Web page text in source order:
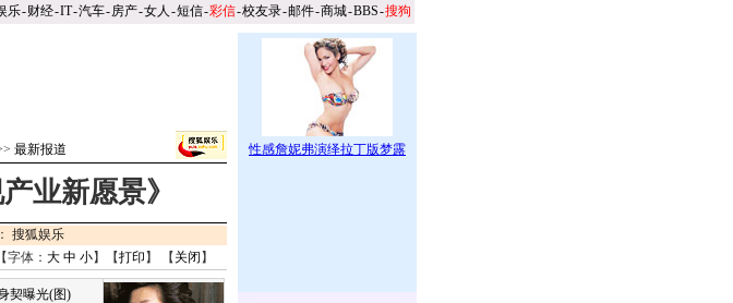
乐-财经-IT-汽车-房产-女人 -短信-彩信-校友录-邮件-商城-BBS-搜狗
最新报道
业新愿景》
搜狐娱乐
字体： 大 中 小】【打印 】 【 关闭 】
契曝光(图)